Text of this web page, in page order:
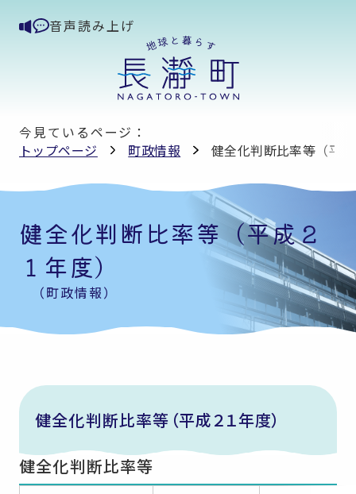
音声読み上げ
今見ているページ：
トップページ
町政情報 健全化判断比率等（平
健全化判断比率等（平成２
１年度）
（町政情報）
健全化判断比率等（平成２１年度）
健全化判断比率等